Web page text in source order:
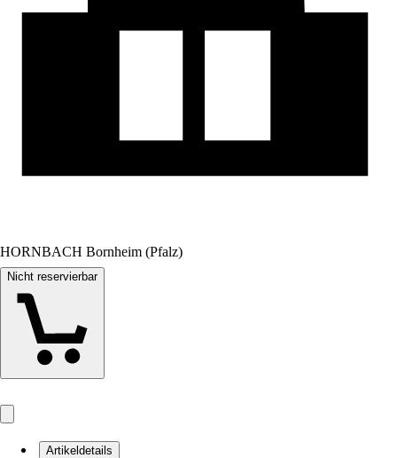
HORNBACH Bornheim (Pfalz)
Nicht reservierbar
Artikeldetails